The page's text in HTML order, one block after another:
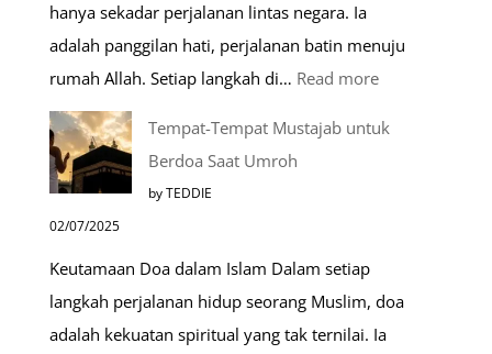
hanya sekadar perjalanan lintas negara. Ia
adalah panggilan hati, perjalanan batin menuju
rumah Allah. Setiap langkah di… Read more:
Umroh
Dengan
Tempat-Tempat Mustajab untuk
Berdoa Saat Umroh
by TEDDIE
02/07/2025
Keutamaan Doa dalam Islam Dalam setiap
langkah perjalanan hidup seorang Muslim, doa
adalah kekuatan spiritual yang tak ternilai. Ia